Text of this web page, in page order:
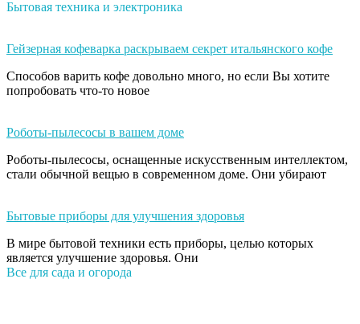
Бытовая техника и электроника
Гейзерная кофеварка раскрываем секрет итальянского кофе
Способов варить кофе довольно много, но если Вы хотите
попробовать что-то новое
Роботы-пылесосы в вашем доме
Роботы-пылесосы, оснащенные искусственным интеллектом,
стали обычной вещью в современном доме. Они убирают
Бытовые приборы для улучшения здоровья
В мире бытовой техники есть приборы, целью которых
является улучшение здоровья. Они
Все для сада и огорода